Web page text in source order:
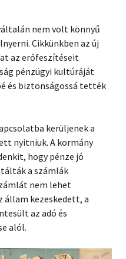
nem volt könnyű
Cikkünkben az új
az erőfeszítéseit
pénzügyi kultúráját
és biztonságossá tették
kerüljenek a
nyitniuk. A kormány
hogy pénze jó
a számlák
nem lehet
állam kezeskedett, a
az adó és
alól.